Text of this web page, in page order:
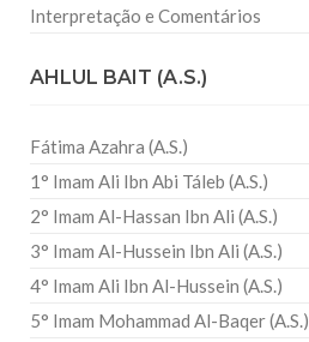
Interpretação e Comentários
AHLUL BAIT (A.S.)
Fátima Azahra (A.S.)
1° Imam Ali Ibn Abi Táleb (A.S.)
2° Imam Al-Hassan Ibn Ali (A.S.)
3° Imam Al-Hussein Ibn Ali (A.S.)
4° Imam Ali Ibn Al-Hussein (A.S.)
5° Imam Mohammad Al-Baqer (A.S.)